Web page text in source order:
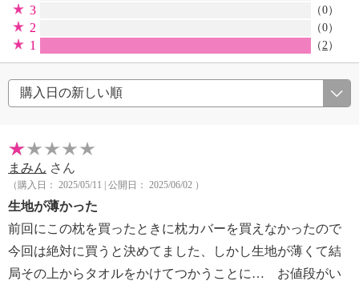
3 （0）
2 （0）
1 （2）
まみん さん
（購入日： 2025/05/11 | 公開日： 2025/06/02 ）
生地が薄かった
前回にこの枕を買ったときに枕カバーを買えなかったので
今回は絶対に買うと決めてました、しかし生地が薄くて結
局その上からタオルをかけてつかうことに… お値段がい